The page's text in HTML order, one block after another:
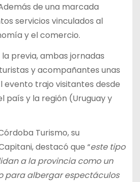
de una marcada
servicios vinculados al
y el comercio.
previa, ambas jornadas
y acompañantes unas
evento trajo visitantes desde
país y la región (Uruguay y
Turismo, su
destacó que “este tipo
a la provincia como un
para albergar espectáculos